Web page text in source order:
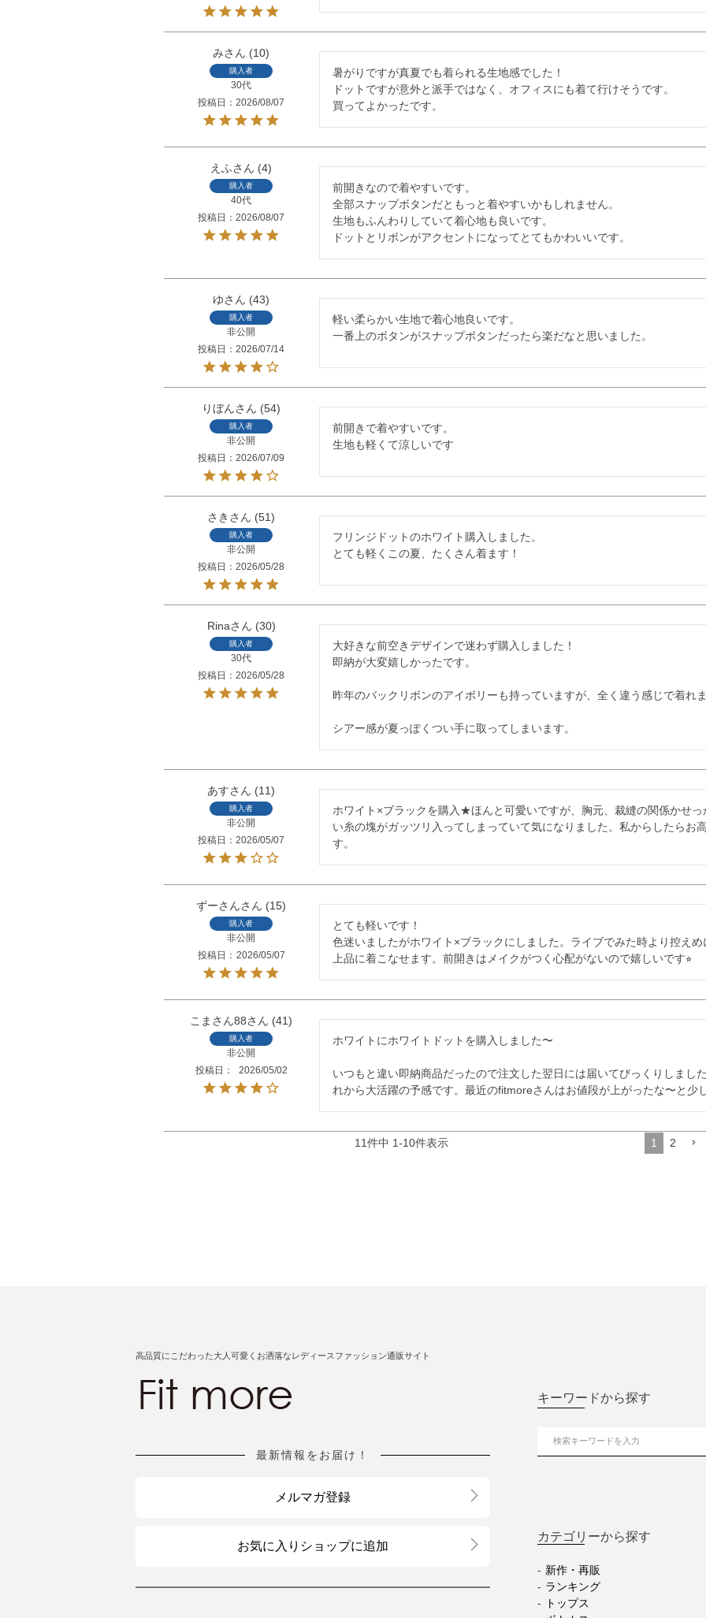
み 10
購入者
30代
投稿日
2026/08/07
暑がりですが真夏でも着られる生地感でした！
ドットですが意外と派手ではなく、オフィスにも着て行けそうです。
買ってよかったです。
えふ 4
購入者
40代
投稿日
2026/08/07
前開きなので着やすいです。
全部スナップボタンだともっと着やすいかもしれません。
生地もふんわりしていて着心地も良いです。
ドットとリボンがアクセントになってとてもかわいいです。
ゆ 43
購入者
非公開
投稿日
2026/07/14
軽い柔らかい生地で着心地良いです。
一番上のボタンがスナップボタンだったら楽だなと思いました。
りぼん 54
購入者
非公開
投稿日
2026/07/09
前開きで着やすいです。
生地も軽くて涼しいです
さき 51
購入者
非公開
投稿日
2026/05/28
フリンジドットのホワイト購入しました。
とても軽くこの夏、たくさん着ます！
Rina 30
購入者
30代
投稿日
2026/05/28
大好きな前空きデザインで迷わず購入しました！
即納が大変嬉しかったです。
昨年のバックリボンのアイボリーも持っていますが、全く違う感じで着れま
シアー感が夏っぽくつい手に取ってしまいます。
あす 11
購入者
非公開
投稿日
2026/05/07
ホワイト×ブラックを購入★ほんと可愛いですが、胸元、裁縫の関係かせ
い糸の塊がガッツリ入ってしまっていて気になりました。私からしたらお
す。
ずーさん 15
購入者
非公開
投稿日
2026/05/07
とても軽いです！
色迷いましたがホワイト×ブラックにしました。ライブでみた時より控え
上品に着こなせます。前開きはメイクがつく心配がないので嬉しいです⭐︎
こまさん88 41
購入者
非公開
投稿日
2026/05/02
ホワイトにホワイトドットを購入しました〜
いつもと違い即納商品だったので注文した翌日には届いてびっくりしまし
れから大活躍の予感です。最近のfitmoreさんはお値段が上がったな〜と少
11件中 1-10件表示 1 2
高品質にこだわった大人可愛くお洒落なレディースファッション通販サイト
最新情報をお届け！
メルマガ登録
お気に入りショップに追加
キーワードから探す
カテゴリーから探す
新作・再販
ランキング
トップス